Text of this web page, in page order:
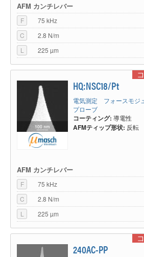
AFM カンチレバー
F
75 kHz
C
2.8 N/m
L
225 µm
HQ:NSC18/Pt
電気測定 フォースモジ
プローブ
コーティング: 導電性
AFMティップ形状: 反転
AFM カンチレバー
F
75 kHz
C
2.8 N/m
L
225 µm
240AC-PP